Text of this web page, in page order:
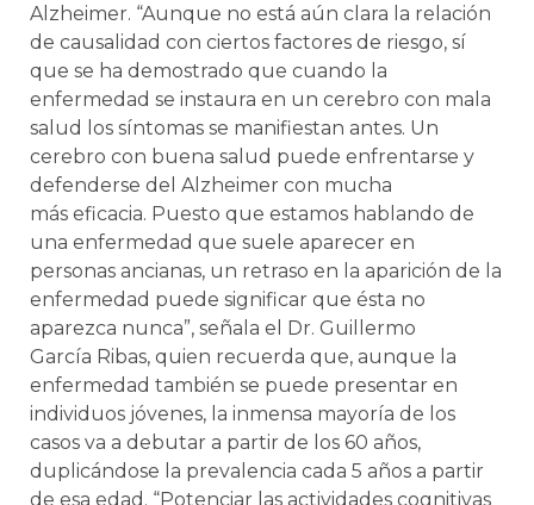
Alzheimer. “Aunque no está aún clara la relación
de causalidad con ciertos factores de riesgo, sí
que se ha demostrado que cuando la
enfermedad se instaura en un cerebro con mala
salud los síntomas se manifiestan antes. Un
cerebro con buena salud puede enfrentarse y
defenderse del Alzheimer con mucha
más eficacia. Puesto que estamos hablando de
una enfermedad que suele aparecer en
personas ancianas, un retraso en la aparición de la
enfermedad puede significar que ésta no
aparezca nunca”, señala el Dr. Guillermo
García Ribas, quien recuerda que, aunque la
enfermedad también se puede presentar en
individuos jóvenes, la inmensa mayoría de los
casos va a debutar a partir de los 60 años,
duplicándose la prevalencia cada 5 años a partir
de esa edad. “Potenciar las actividades cognitivas